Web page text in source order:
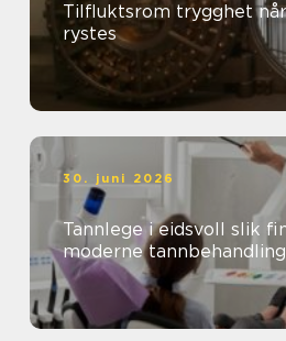
Tilfluktsrom trygghet når samfunnet
rystes
30. juni 2026
Tannlege i eidsvoll slik finner du trygg og
moderne tannbehandling